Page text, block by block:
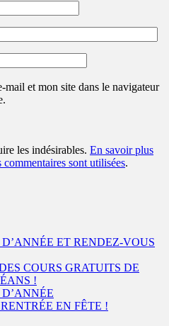
et mon site dans le navigateur
les indésirables. En savoir plus
sont utilisées.
ET RENDEZ-VOUS
COURS GRATUITS DE
!
EN FÊTE !